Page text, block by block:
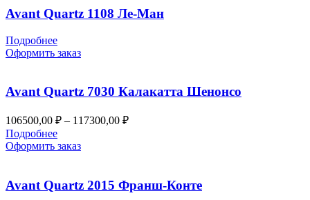
Avant Quartz 1108 Ле-Ман
Подробнее
Оформить заказ
Avant Quartz 7030 Калакатта Шенонсо
106500,00 ₽ – 117300,00 ₽Диапазон
Подробнее
Оформить заказ
Avant Quartz 2015 Франш-Конте